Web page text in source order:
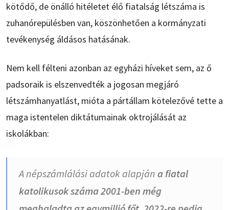
kötődő, de önálló hitéletet élő fiatalság létszáma is
zuhanórepülésben van, köszönhetően a kormányzati
tevékenység áldásos hatásának.
Nem kell félteni azonban az egyházi híveket sem, az ő
padsoraik is elszenvedték a jogosan megjáró
létszámhanyatlást, mióta a pártállam kötelezővé tette a
maga istentelen diktátumainak oktrojálását az
iskolákban:
A népszámlálási adatok alapján a fiatal
katolikusok száma 2001-ben még